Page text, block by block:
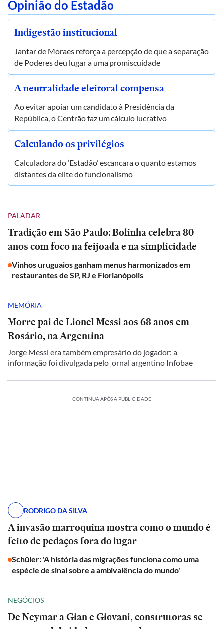
Opinião do Estadão
Indigestão institucional
Jantar de Moraes reforça a percepção de que a separação
de Poderes deu lugar a uma promiscuidade
A neutralidade eleitoral compensa
Ao evitar apoiar um candidato à Presidência da
República, o Centrão faz um cálculo lucrativo
Calculando os privilégios
Calculadora do ‘Estadão’ escancara o quanto estamos
distantes da elite do funcionalismo
PALADAR
Tradição em São Paulo: Bolinha celebra 80
anos com foco na feijoada e na simplicidade
Vinhos uruguaios ganham menus harmonizados em
restaurantes de SP, RJ e Florianópolis
MEMÓRIA
Morre pai de Lionel Messi aos 68 anos em
Rosário, na Argentina
Jorge Messi era também empresário do jogador; a
informação foi divulgada pelo jornal argentino Infobae
CONTINUA APÓS A PUBLICIDADE
RODRIGO DA SILVA
A invasão marroquina mostra como o mundo é
feito de pedaços fora do lugar
Schüler: 'A história das migrações funciona como uma
espécie de sinal sobre a ambivalência do mundo'
NEGÓCIOS
De Neymar a Gian e Giovani, construtoras se